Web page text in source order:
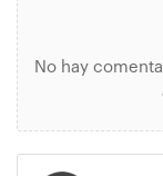
No hay